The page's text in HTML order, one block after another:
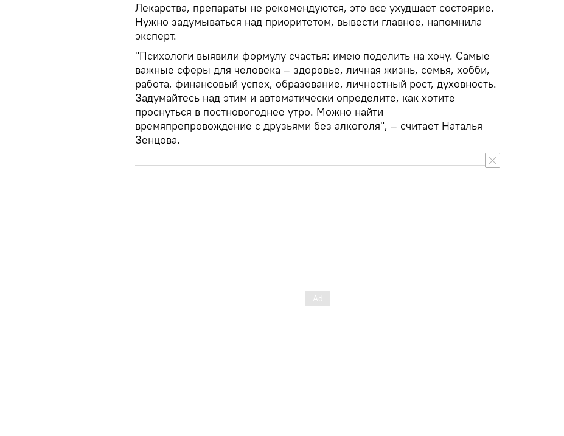
Лекарства, препараты не рекомендуются, это все ухудшает состоярие.
Нужно задумываться над приоритетом, вывести главное, напомнила
эксперт.
"Психологи выявили формулу счастья: имею поделить на хочу. Самые
важные сферы для человека – здоровье, личная жизнь, семья, хобби,
работа, финансовый успех, образование, личностный рост, духовность.
Задумайтесь над этим и автоматически определите, как хотите
проснуться в постновогоднее утро. Можно найти
времяпрепровождение с друзьями без алкоголя", – считает Наталья
Зенцова.